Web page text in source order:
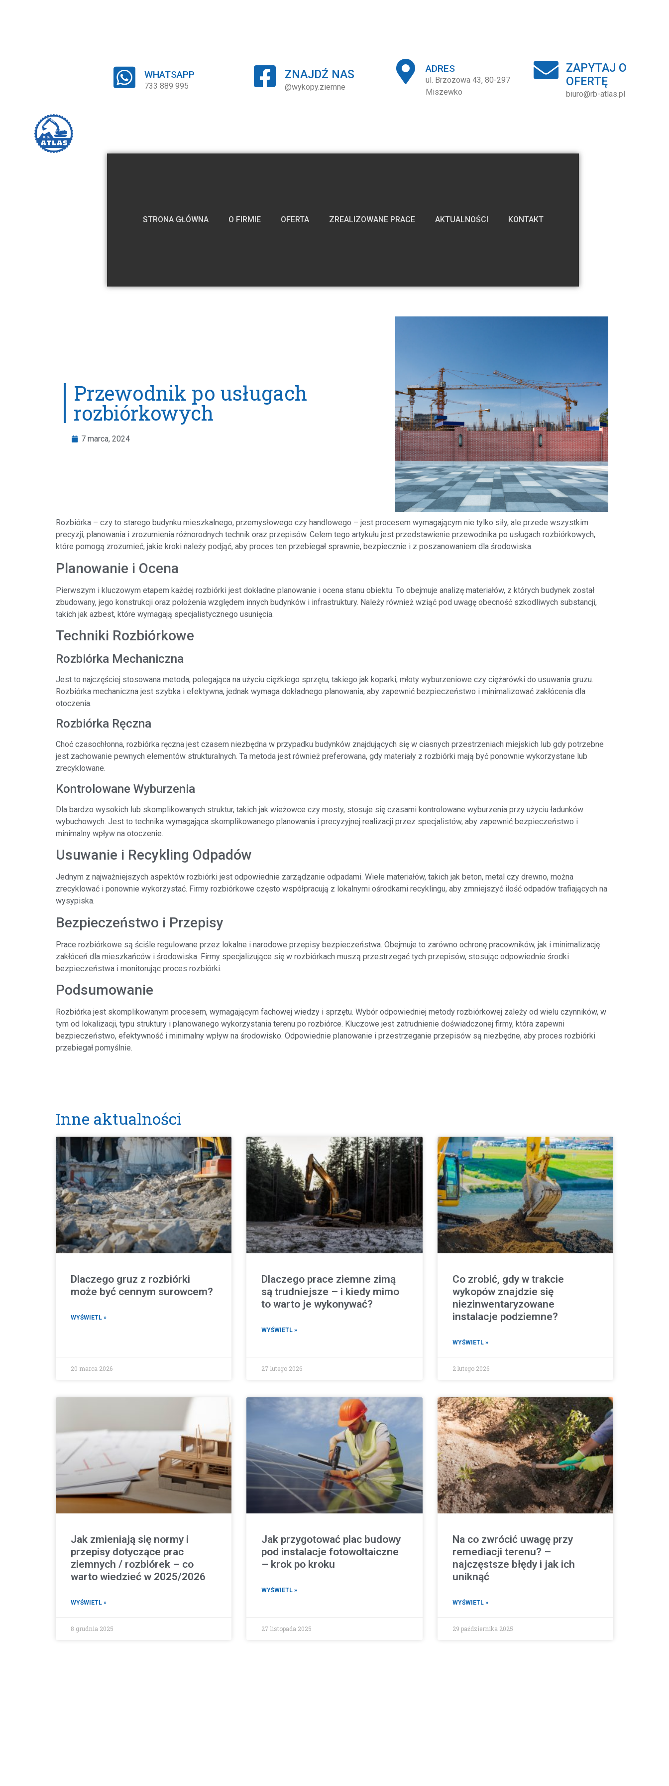
WHATSAPP
733 889 995
ZNAJDŹ NAS
@wykopy.ziemne
ADRES
ul. Brzozowa 43, 80-297
Miszewko
ZAPYTAJ O
OFERTĘ
biuro@rb-atlas.pl
STRONA GŁÓWNA O FIRMIE OFERTA ZREALIZOWANE PRACE AKTUALNOŚCI KONTAKT
Przewodnik po usługach
rozbiórkowych
7 marca, 2024
Rozbiórka – czy to starego budynku mieszkalnego, przemysłowego czy handlowego – jest procesem wymagającym nie tylko siły, ale przede wszystkim
precyzji, planowania i zrozumienia różnorodnych technik oraz przepisów. Celem tego artykułu jest przedstawienie przewodnika po usługach rozbiórkowych,
które pomogą zrozumieć, jakie kroki należy podjąć, aby proces ten przebiegał sprawnie, bezpiecznie i z poszanowaniem dla środowiska.
Planowanie i Ocena
Pierwszym i kluczowym etapem każdej rozbiórki jest dokładne planowanie i ocena stanu obiektu. To obejmuje analizę materiałów, z których budynek został
zbudowany, jego konstrukcji oraz położenia względem innych budynków i infrastruktury. Należy również wziąć pod uwagę obecność szkodliwych substancji,
takich jak azbest, które wymagają specjalistycznego usunięcia.
Techniki Rozbiórkowe
Rozbiórka Mechaniczna
Jest to najczęściej stosowana metoda, polegająca na użyciu ciężkiego sprzętu, takiego jak koparki, młoty wyburzeniowe czy ciężarówki do usuwania gruzu.
Rozbiórka mechaniczna jest szybka i efektywna, jednak wymaga dokładnego planowania, aby zapewnić bezpieczeństwo i minimalizować zakłócenia dla
otoczenia.
Rozbiórka Ręczna
Choć czasochłonna, rozbiórka ręczna jest czasem niezbędna w przypadku budynków znajdujących się w ciasnych przestrzeniach miejskich lub gdy potrzebne
jest zachowanie pewnych elementów strukturalnych. Ta metoda jest również preferowana, gdy materiały z rozbiórki mają być ponownie wykorzystane lub
zrecyklowane.
Kontrolowane Wyburzenia
Dla bardzo wysokich lub skomplikowanych struktur, takich jak wieżowce czy mosty, stosuje się czasami kontrolowane wyburzenia przy użyciu ładunków
wybuchowych. Jest to technika wymagająca skomplikowanego planowania i precyzyjnej realizacji przez specjalistów, aby zapewnić bezpieczeństwo i
minimalny wpływ na otoczenie.
Usuwanie i Recykling Odpadów
Jednym z najważniejszych aspektów rozbiórki jest odpowiednie zarządzanie odpadami. Wiele materiałów, takich jak beton, metal czy drewno, można
zrecyklować i ponownie wykorzystać. Firmy rozbiórkowe często współpracują z lokalnymi ośrodkami recyklingu, aby zmniejszyć ilość odpadów trafiających na
wysypiska.
Bezpieczeństwo i Przepisy
Prace rozbiórkowe są ściśle regulowane przez lokalne i narodowe przepisy bezpieczeństwa. Obejmuje to zarówno ochronę pracowników, jak i minimalizację
zakłóceń dla mieszkańców i środowiska. Firmy specjalizujące się w rozbiórkach muszą przestrzegać tych przepisów, stosując odpowiednie środki
bezpieczeństwa i monitorując proces rozbiórki.
Podsumowanie
Rozbiórka jest skomplikowanym procesem, wymagającym fachowej wiedzy i sprzętu. Wybór odpowiedniej metody rozbiórkowej zależy od wielu czynników, w
tym od lokalizacji, typu struktury i planowanego wykorzystania terenu po rozbiórce. Kluczowe jest zatrudnienie doświadczonej firmy, która zapewni
bezpieczeństwo, efektywność i minimalny wpływ na środowisko. Odpowiednie planowanie i przestrzeganie przepisów są niezbędne, aby proces rozbiórki
przebiegał pomyślnie.
Inne aktualności
Dlaczego gruz z rozbiórki
może być cennym surowcem?
WYŚWIETL »
20 marca 2026
Dlaczego prace ziemne zimą
są trudniejsze – i kiedy mimo
to warto je wykonywać?
WYŚWIETL »
27 lutego 2026
Co zrobić, gdy w trakcie
wykopów znajdzie się
niezinwentaryzowane
instalacje podziemne?
WYŚWIETL »
2 lutego 2026
Jak zmieniają się normy i
przepisy dotyczące prac
ziemnych / rozbiórek – co
warto wiedzieć w 2025/2026
WYŚWIETL »
8 grudnia 2025
Jak przygotować plac budowy
pod instalacje fotowoltaiczne
– krok po kroku
WYŚWIETL »
27 listopada 2025
Na co zwrócić uwagę przy
remediacji terenu? –
najczęstsze błędy i jak ich
uniknąć
WYŚWIETL »
29 października 2025